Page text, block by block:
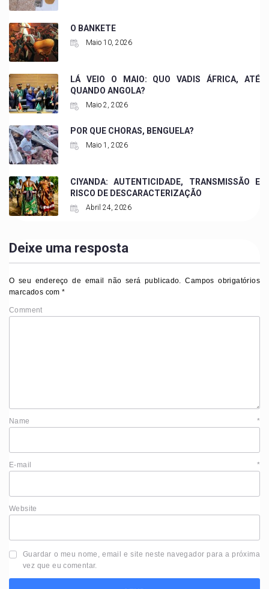
O BANKETE
Maio 10, 2026
LÁ VEIO O MAIO: QUO VADIS ÁFRICA, ATÉ
QUANDO ANGOLA?
Maio 2, 2026
POR QUE CHORAS, BENGUELA?
Maio 1, 2026
CIYANDA: AUTENTICIDADE, TRANSMISSÃO E
RISCO DE DESCARACTERIZAÇÃO
Abril 24, 2026
Deixe uma resposta
O seu endereço de email não será publicado.
Campos obrigatórios
marcados com*
Comment
Name *
E-mail *
Website
Guardar o meu nome, email e site neste navegador para a próxima
vez que eu comentar.